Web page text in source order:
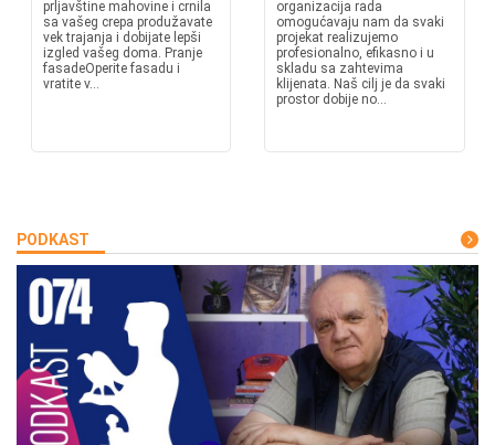
prljavštine mahovine i crnila
sa vašeg crepa produžavate
vek trajanja i dobijate lepši
izgled vašeg doma. Pranje
fasadeOperite fasadu i
vratite v...
organizacija rada
omogućavaju nam da svaki
projekat realizujemo
profesionalno, efikasno i u
skladu sa zahtevima
klijenata. Naš cilj je da svaki
prostor dobije no...
PODKAST